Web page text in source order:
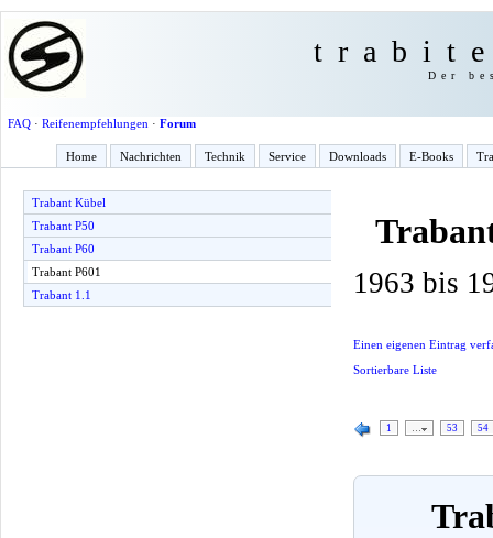
Der
FAQ· Reifenempfehlungen · Forum
Home Nachrichten Technik Service Downloads E-Books
Trabant Kübel
Trabant P50
Trabant P60
Trabant P601
Trabant 1.1
1963 bis
Einen eigenen Eintrag
Sortierbare Liste
1 53 54